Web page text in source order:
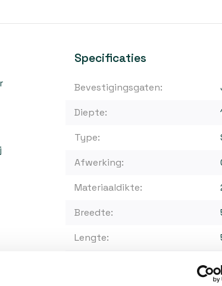
Specificaties
Bevestigingsgaten:
Diepte:
Type:
Afwerking:
Materiaaldikte:
Breedte:
Lengte: